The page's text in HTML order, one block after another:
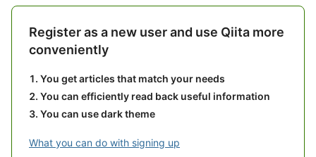
Register as a new user and use Qiita more
conveniently
You get articles that match your needs
You can efficiently read back useful information
You can use dark theme
What you can do with signing up